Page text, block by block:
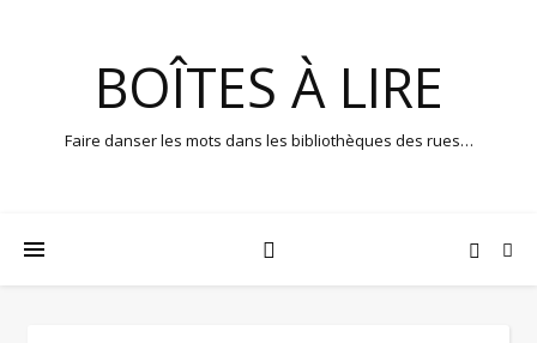
BOÎTES À LIRE
Faire danser les mots dans les bibliothèques des rues…